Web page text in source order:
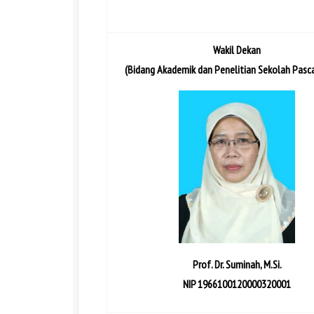
Wakil Dekan
(Bidang Akademik dan Penelitian Sekolah
Prof. Dr. Suminah, M.Si.
NIP 1966100120000320001